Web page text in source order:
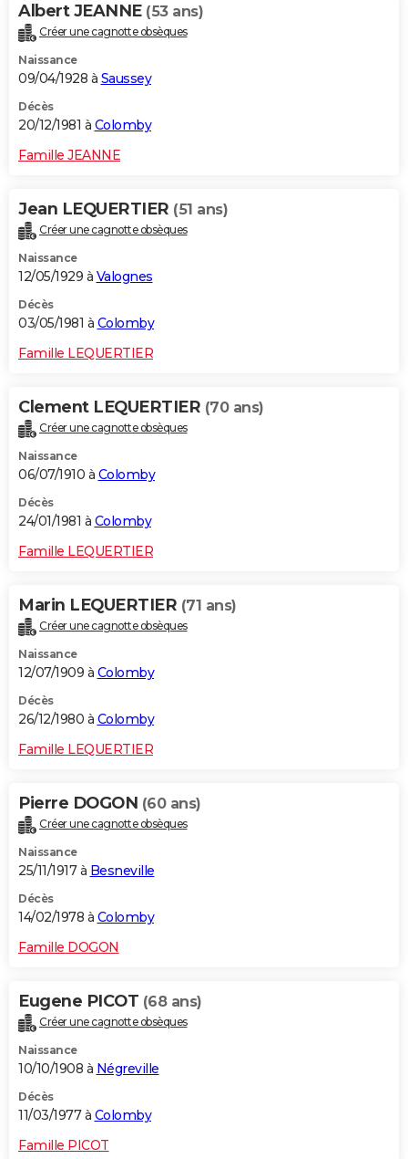
Albert JEANNE (53 ans)
Créer une cagnotte obsèques
Naissance
09/04/1928 à Saussey
Décès
20/12/1981 à Colomby
Famille JEANNE
Jean LEQUERTIER (51 ans)
Créer une cagnotte obsèques
Naissance
12/05/1929 à Valognes
Décès
03/05/1981 à Colomby
Famille LEQUERTIER
Clement LEQUERTIER (70 ans)
Créer une cagnotte obsèques
Naissance
06/07/1910 à Colomby
Décès
24/01/1981 à Colomby
Famille LEQUERTIER
Marin LEQUERTIER (71 ans)
Créer une cagnotte obsèques
Naissance
12/07/1909 à Colomby
Décès
26/12/1980 à Colomby
Famille LEQUERTIER
Pierre DOGON (60 ans)
Créer une cagnotte obsèques
Naissance
25/11/1917 à Besneville
Décès
14/02/1978 à Colomby
Famille DOGON
Eugene PICOT (68 ans)
Créer une cagnotte obsèques
Naissance
10/10/1908 à Négreville
Décès
11/03/1977 à Colomby
Famille PICOT